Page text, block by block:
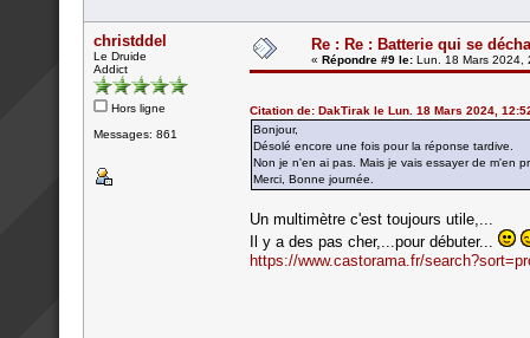
christddel
Le Druide
Addict
Hors ligne
Messages: 861
Re : Re : Batterie qui se
« Répondre #9 le: Lun. 18 Mars 2024,
Citation de: DakTirak le Lun. 18 Mars 2024,
Bonjour,
Désolé encore une fois pour la réponse tardive.
Non je n'en ai pas. Mais je vais essayer de m'en
Merci, Bonne journée.
Un multimètre c'est toujours utile,...
Il y a des pas cher,...pour débuter...
https://www.castorama.fr/